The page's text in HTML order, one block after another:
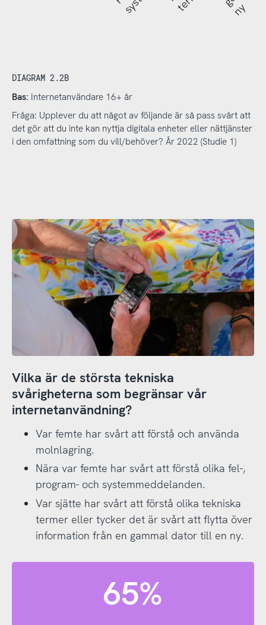
ny
DIAGRAM 2.2B
Bas: Internetanvändare 16+ år
Fråga: Upplever du att något av följande är så pass svårt att
det gör att du inte kan nyttja digitala enheter eller nättjänster
i den omfattning som du vill/behöver? År 2022 (Studie 1)
Vilka är de största tekniska
svårigheterna som begränsar vår
internetanvändning?
Var femte har svårt att förstå och använda
molnlagring.
Nära var femte har svårt att förstå olika fel-,
program- och systemmeddelanden.
Var sjätte har svårt att förstå olika tekniska
termer eller tycker det är svårt att flytta över
information från en gammal dator till en ny.
65%